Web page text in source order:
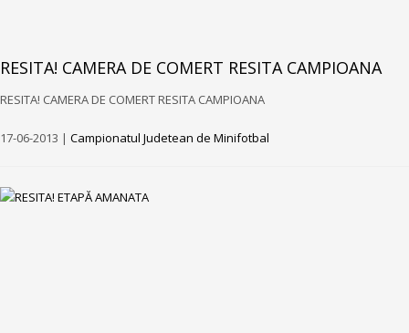
RESITA! CAMERA DE COMERT RESITA CAMPIOANA
RESITA! CAMERA DE COMERT RESITA CAMPIOANA
17-06-2013 | Campionatul Judetean de Minifotbal